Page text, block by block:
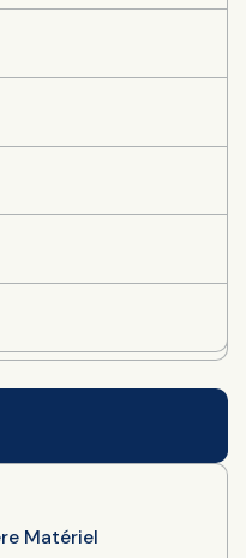
Matériel